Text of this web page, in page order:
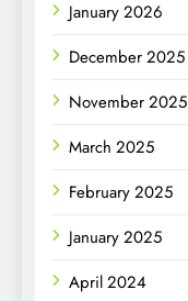
January 2026
December 2025
November 2025
March 2025
February 2025
January 2025
April 2024